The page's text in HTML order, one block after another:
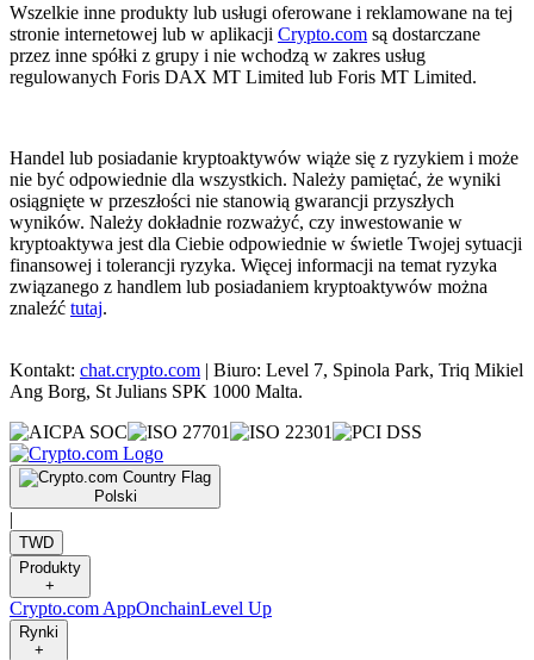
Wszelkie inne produkty lub usługi oferowane i reklamowane na tej
stronie internetowej lub w aplikacji Crypto.com są dostarczane
przez inne spółki z grupy i nie wchodzą w zakres usług
regulowanych Foris DAX MT Limited lub Foris MT Limited.
Handel lub posiadanie kryptoaktywów wiąże się z ryzykiem i może
nie być odpowiednie dla wszystkich. Należy pamiętać, że wyniki
osiągnięte w przeszłości nie stanowią gwarancji przyszłych
wyników. Należy dokładnie rozważyć, czy inwestowanie w
kryptoaktywa jest dla Ciebie odpowiednie w świetle Twojej sytuacji
finansowej i tolerancji ryzyka. Więcej informacji na temat ryzyka
związanego z handlem lub posiadaniem kryptoaktywów można
znaleźć tutaj.
Kontakt: chat.crypto.com | Biuro: Level 7, Spinola Park, Triq Mikiel
Ang Borg, St Julians SPK 1000 Malta.
Polski
|
TWD
Produkty
+
Crypto.com AppOnchainLevel Up
Rynki
+